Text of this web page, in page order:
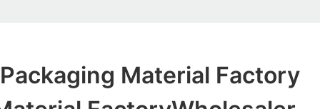
Material Factory